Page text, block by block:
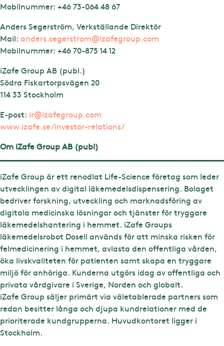
Mobilnummer: +46 73-064 48 67
Anders Segerström, Verkställande Direktör
Mail: anders.segerstrom@izafegroup.com
Mobilnummer: +46 70-875 14 12
iZafe Group AB (publ.)
Södra Fiskartorpsvägen 20
114 33 Stockholm
E-post: ir@izafegroup.com
www.izafe.se/investor-relations/
Om iZafe Group AB (publ)
iZafe Group är ett renodlat Life-Science företag som leder
utvecklingen av digital läkemedelsdispensering. Bolaget
bedriver forskning, utveckling och marknadsföring av
digitala medicinska lösningar och tjänster för tryggare
läkemedelshantering i hemmet. iZafe Groups
läkemedelsrobot Dosell används för att minska risken för
felmedicinering i hemmet, avlasta den offentliga vården,
öka livskvaliteten för patienten samt skapa en tryggare
miljö för anhöriga. Kunderna utgörs idag av offentliga och
privata vårdgivare i Sverige, Norden och globalt.
iZafe Group säljer primärt via väletablerade partners som
redan besitter långa och djupa kundrelationer med de
prioriterade kundgrupperna. Huvudkontoret ligger i
Stockholm.